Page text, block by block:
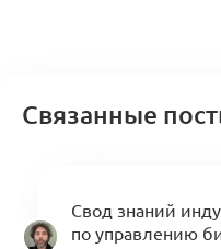
Связанные
Свод знаний
по управлению